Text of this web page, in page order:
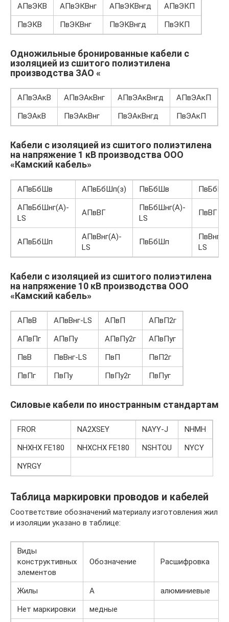
АПвЭКВ АПвЭКВнг АПвЭКВнгд
АПвЭКП
ПвЭКВ
ПвЭКВнг ПвЭКВнгд ПвЭКП
Одножильные бронированные кабели с
изоляцией из сшитого полиэтилена
производства ЗАО «
АПвЭАкВ АПвЭАкВнг АПвЭАкВнгд
АПвЭАкП
ПвЭАкВ
ПвЭАкВнг ПвЭАкВнгд ПвЭАкП
Кабели с изоляцией из сшитого полиэтилена
на напряжение 1 кВ производства ООО
«Камский кабель»
АПвБбШв АПвБбШп(з) ПвБбШв
АПвБбШнг(А)-
LS
АПвВГ
ПвБбШнг(А)-
LS
ПвВГ
АПвБбШп
АПвВнг(А)-
LS
ПвБбШп
LS
Кабели с изоляцией из сшитого полиэтилена
на напряжение 10 кВ производства ООО
«Камский кабель»
АПвВ АПвВнг-LS АПвП
АПвП2г
АПвПг
АПвПу АПвПу2г
АПвПуг
ПвВ
ПвВнг-LS ПвП
ПвП2г
ПвПг
ПвПу ПвПу2г ПвПуг
Силовые кабели по иностранным стандартам
FROR NA2XSEY NAYY-J
NHMH
NHXHX FE180
NHXСHX FE180 NSHTOU
NYCY
NYRGY
Таблица маркировки проводов и кабелей
Соответствие обозначений материалу изготовления жил
и изоляции указано в таблице:
Виды
конструктивных
элементов
Обозначение Расшифровка
Жилы А
алюминиевые
Нет маркировки
медные